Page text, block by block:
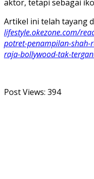
aktor, tetapi sebagai
Artikel ini telah tayang
lifestyle.okezone.com/
potret-penampilan-
raja-bollywood-tak-
Post Views: 394